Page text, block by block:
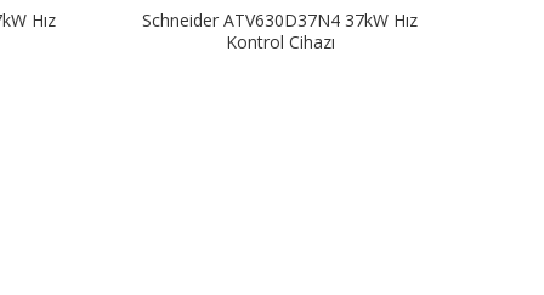
Hız
Schneider ATV630D37N4 37kW Hız
Kontrol Cihazı